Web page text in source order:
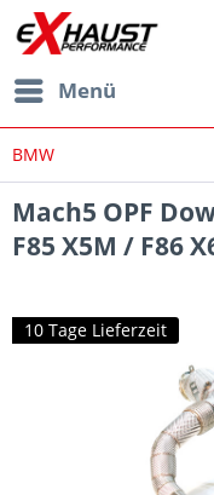
Menü
BMW
Mach5 OPF
F85 X5M / F86
10 Tage Lieferzeit